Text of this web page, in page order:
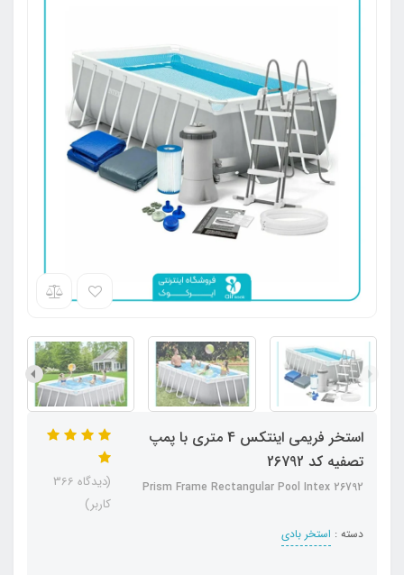
استخر فریمی اینتکس 4 متری با پمپ
تصفیه کد 26792
Prism Frame Rectangular Pool Intex 26792
دسته : استخر بادی
(دیدگاه 366
کاربر)